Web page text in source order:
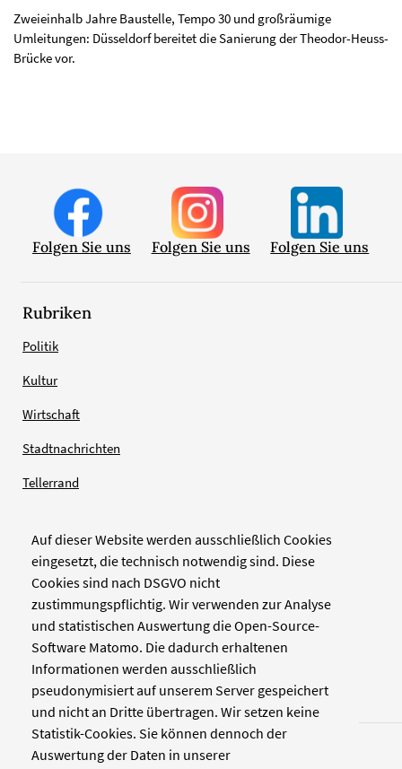
Auf dieser Website werden ausschließlich Cookies
eingesetzt, die technisch notwendig sind. Diese
Cookies sind nach DSGVO nicht
zustimmungspflichtig. Wir verwenden zur Analyse
und statistischen Auswertung die Open-Source-
Software Matomo. Die dadurch erhaltenen
Informationen werden ausschließlich
pseudonymisiert auf unserem Server gespeichert
und nicht an Dritte übertragen. Wir setzen keine
Statistik-Cookies. Sie können dennoch der
Auswertung der Daten in unserer
Zweieinhalb Jahre Baustelle, Tempo 30 und großräumige
Umleitungen: Düsseldorf bereitet die Sanierung der Theodor-Heuss-
Brücke vor.
Folgen Sie uns Folgen Sie uns Folgen Sie uns
Rubriken
Politik
Kultur
Wirtschaft
Stadtnachrichten
Tellerrand
Verlag
Pinienstraße 2
40233 Düsseldorf
www.zellwerk.com